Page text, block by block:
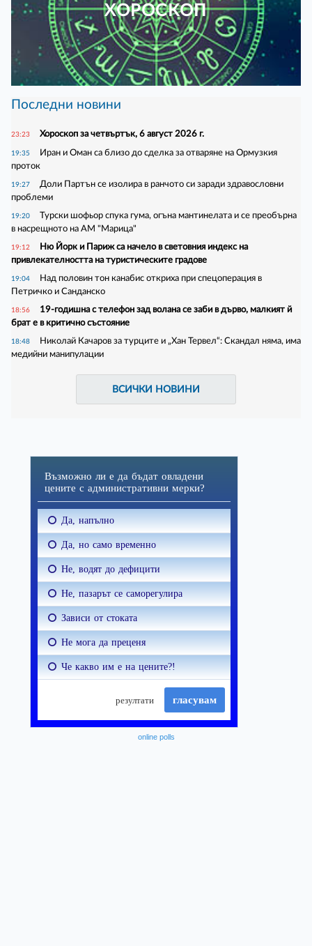
ХОРОСКОП
Последни новини
23:23 Хороскоп за четвъртък, 6 август 2026 г.
19:35
Иран и Оман са близо до сделка за отваряне на Ормузкия
проток
19:27
Доли Партън се изолира в ранчото си заради здравословни
проблеми
19:20
Турски шофьор спука гума, огъна мантинелата и се преобърна
в насрещното на АМ "Марица"
19:12
Ню Йорк и Париж са начело в световния индекс на
привлекателността на туристическите градове
19:04
Над половин тон канабис откриха при спецоперация в
Петричко и Санданско
18:56
19-годишна с телефон зад волана се заби в дърво, малкият й
брат е в критично състояние
18:48
Николай Качаров за турците и „Хан Тервел“: Скандал няма, има
медийни манипулации
ВСИЧКИ НОВИНИ
online polls